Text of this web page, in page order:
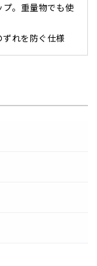
プ。重量物でも使
ずれを防ぐ仕様